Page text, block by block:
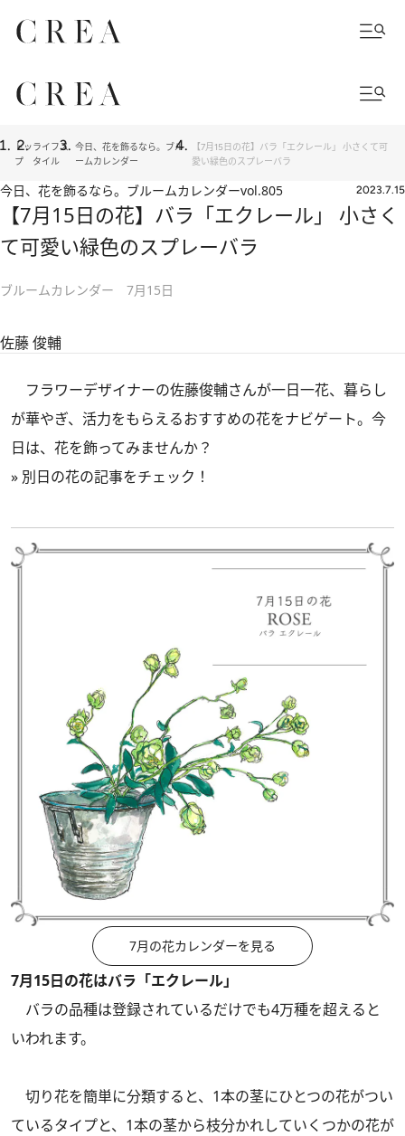
トッ
プ
ライフス
タイル
今日、花を飾るなら。ブル
ームカレンダー
【7月15日の花】バラ「エクレール」 小さくて可
愛い緑色のスプレーバラ
今日、花を飾るなら。ブルームカレンダーvol.805 2023.7.15
【7月15日の花】バラ「エクレール」 小さく
て可愛い緑色のスプレーバラ
ブルームカレンダー 7月15日
佐藤 俊輔
フラワーデザイナーの佐藤俊輔さんが一日一花、暮らし
が華やぎ、活力をもらえるおすすめの花をナビゲート。今
日は、花を飾ってみませんか？
» 別日の花の記事をチェック！
7月の花カレンダーを見る
7月15日の花はバラ「エクレール」
バラの品種は登録されているだけでも4万種を超えると
いわれます。
切り花を簡単に分類すると、1本の茎にひとつの花がつい
ているタイプと、1本の茎から枝分かれしていくつかの花が